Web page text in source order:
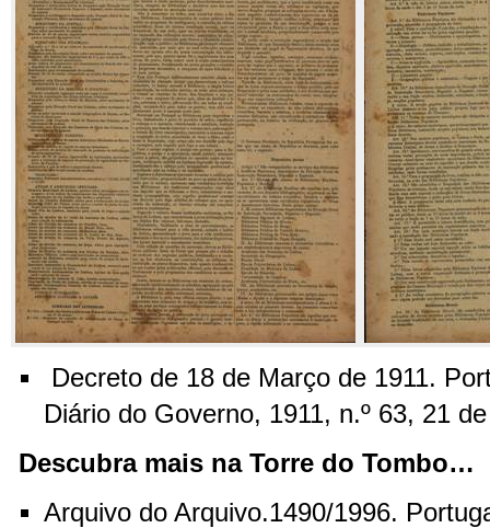
Decreto de 18 de Março de 1911.
Diário do Governo, 1911, n.º 63, 21
Descubra mais na Torre do Tombo…
Arquivo do Arquivo.1490/1996.